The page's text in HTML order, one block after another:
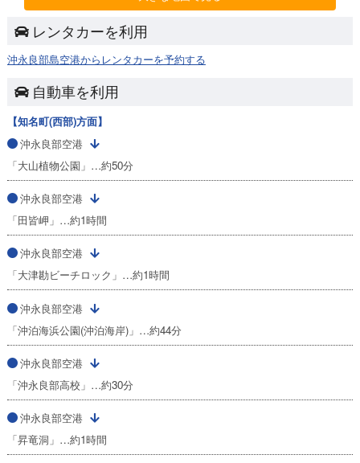
レンタカーを利用
沖永良部島空港からレンタカーを予約する
自動車を利用
【知名町(西部)方面】
沖永良部空港
「大山植物公園」…約50分
沖永良部空港
「田皆岬」…約1時間
沖永良部空港
「大津勘ビーチロック」…約1時間
沖永良部空港
「沖泊海浜公園(沖泊海岸)」…約44分
沖永良部空港
「沖永良部高校」…約30分
沖永良部空港
「昇竜洞」…約1時間